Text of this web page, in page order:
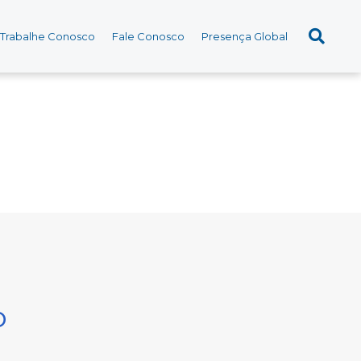
Trabalhe Conosco Fale Conosco Presença Global